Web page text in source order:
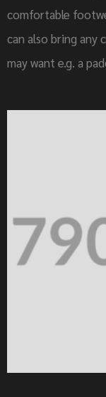
comfortable
can also bring any
may want e.g. a